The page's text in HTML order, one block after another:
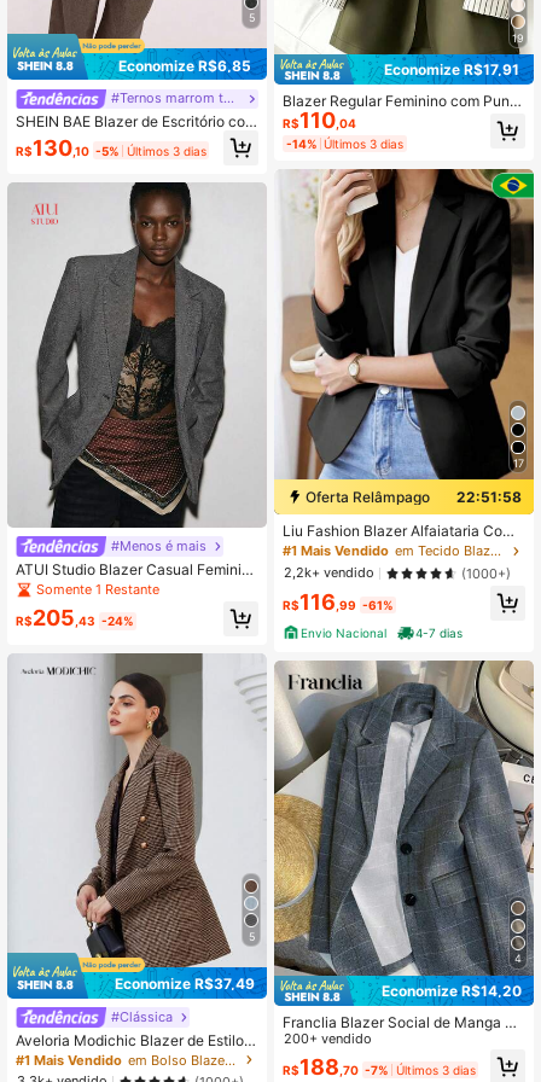
5
Economize R$6,85
#Ternos marrom terra
SHEIN BAE Blazer de Escritório com
Design de Gola Quadrada Distintiva
para Outono e Inverno para Mulher
R$130,10 -5% Últimos 3 dias
#Menos é mais
ATUI Studio Blazer Casual Feminin
o de Manga Longa com Gola Xale e
Listras, Outono
Somente 1 Restante
R$205 ,43 -24%
5
Economize R$37,49
#Clássica
Aveloria Modichic Blazer de Estilo E
mpresarial com Lapela, Manga Lon
ga, Estampa Xadrez e Estilo Dupla-
#1 Mais Vendido
em Bolso Blazers Femininos
19
Economize R$17,91
Blazer Regular Feminino com Punh
o Listrado e Patchwork, Um Botão,
Primavera/Outono
R$110 ,04
-14% Últimos 3 dias
17
Oferta Relâmpago
22:51:57
Liu Fashion Blazer Alfaiataria Com
Forro 1 Botão Feminino Casaco Ele
gante Social Coleção Nova importa
do tecido ótima linda 1 botões
#1 Mais Vendido
em Tecido Blazers Femininos
2,2k+ vendido
(1000+)
R$116 ,99 -61%
Envio Nacional
4-7 dias
4
Economize R$14,20
Franclia Blazer Social de Manga Lo
nga com Gola Virada para Baixo e E
stampa Xadrez para Mulheres
200+ vendido
R$188 ,70 -7% Últimos 3 dias